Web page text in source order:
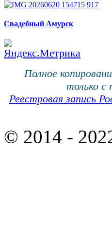
Свадебный Амурск
Полное
только с
Реестровая запись
© 2014 -